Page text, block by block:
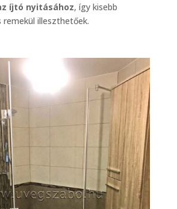
íjtó nyitásához, így kisebb
remekül illeszthetőek.